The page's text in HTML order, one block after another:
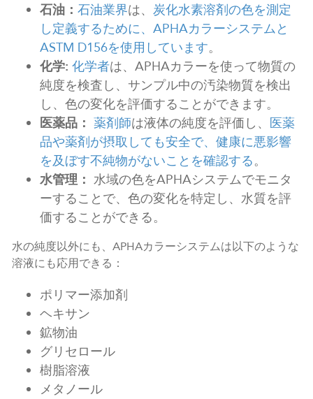
石油： 石油業界は、 炭化水素溶剤の色を測定
し定義するために、APHAカラーシステムと
ASTM D156を使用しています。
化学: 化学者は、APHAカラーを使って物質の
純度を検査し、サンプル中の汚染物質を検出
し、色の変化を評価することができます。
医薬品： 薬剤師は液体の純度を評価し、 医薬
品や薬剤が摂取しても安全で、健康に悪影響
を及ぼす不純物がないことを確認する。
水管理： 水域の色をAPHAシステムでモニタ
ーすることで、色の変化を特定し、水質を評
価することができる。
水の純度以外にも、APHAカラーシステムは以下のような
溶液にも応用できる：
ポリマー添加剤
ヘキサン
鉱物油
グリセロール
樹脂溶液
メタノール